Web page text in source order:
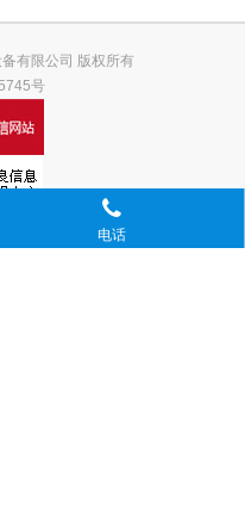
有限公司 版权所有
号
电话